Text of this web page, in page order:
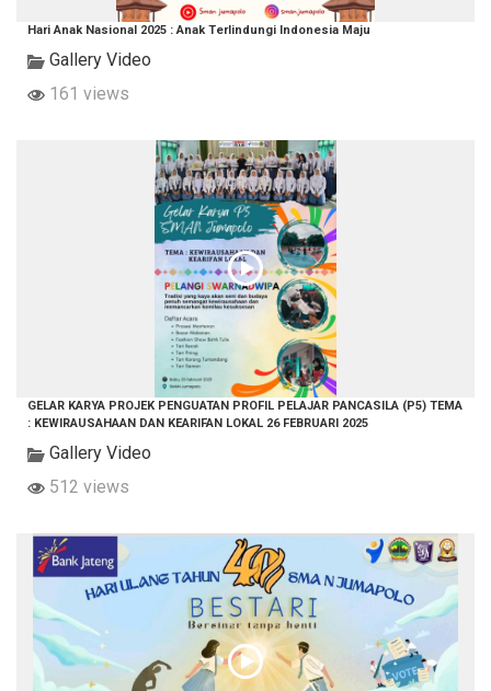
Hari Anak Nasional 2025 : Anak Terlindungi Indonesia Maju
Gallery Video
161 views
GELAR KARYA PROJEK PENGUATAN PROFIL PELAJAR PANCASILA (P5) TEMA
: KEWIRAUSAHAAN DAN KEARIFAN LOKAL 26 FEBRUARI 2025
Gallery Video
512 views